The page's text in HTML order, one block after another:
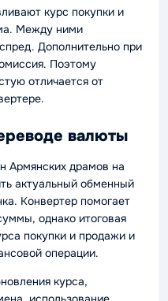
курс покупки и
Между ними
Дополнительно при
Поэтому
отличается от
валюты
Армянских драмов на
актуальный обменный
Конвертер помогает
однако итоговая
покупки и продажи и
операции.
курса,